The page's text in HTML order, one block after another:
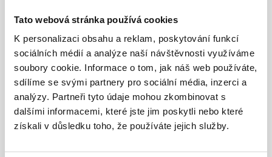
Tato webová stránka používá cookies
K personalizaci obsahu a reklam, poskytování funkcí
sociálních médií a analýze naší návštěvnosti využíváme
soubory cookie. Informace o tom, jak náš web používáte,
sdílíme se svými partnery pro sociální média, inzerci a
analýzy. Partneři tyto údaje mohou zkombinovat s
dalšími informacemi, které jste jim poskytli nebo které
získali v důsledku toho, že používáte jejich služby.
steel.com
Oddělení prodeje
Divín Richard
steel.com